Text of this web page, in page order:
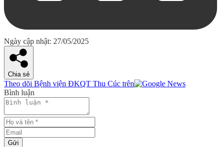
Ngày cập nhật: 27/05/2025
Chia sẻ
Theo dõi Bệnh viện ĐKQT Thu Cúc trên
Bình luận
Gửi